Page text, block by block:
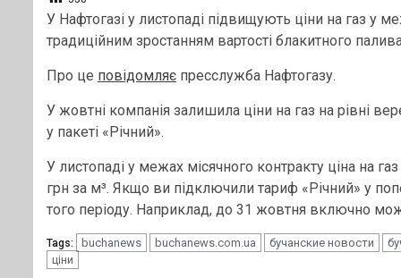
У Нафтогазі у листопаді підвищують ціни на газ у
традиційним зростанням вартості блакитного
Про це повідомляє пресслужба Нафтогазу.
У жовтні компанія залишила ціни на газ на рівні
у пакеті «Річний».
У листопаді у межах місячного контракту ціна на
грн за м³. Якщо ви підключили тариф «Річний» у
того періоду. Наприклад, до 31 жовтня включно
Tags: buchanews buchanews.com.ua бучанские новости
ціни